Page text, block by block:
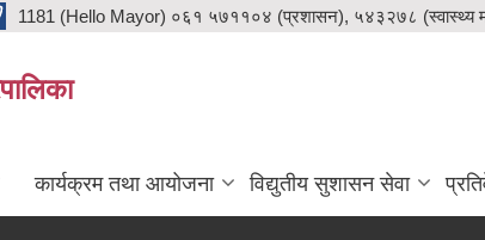
1181 (Hello Mayor) ०६१ ५७११०४ (प्रशासन), ५४३२७८ (स्वास्थ्य
कार्यक्रम तथा आयोजना विद्युतीय सुशासन सेवा